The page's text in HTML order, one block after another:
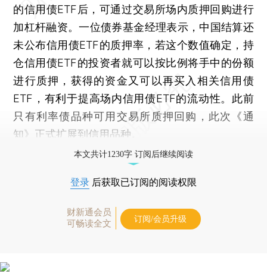
的信用债ETF后，可通过交易所场内质押回购进行
加杠杆融资。一位债券基金经理表示，中国结算还
未公布信用债ETF的质押率，若这个数值确定，持
仓信用债ETF的投资者就可以按比例将手中的份额
进行质押，获得的资金又可以再买入相关信用债
ETF，有利于提高场内信用债ETF的流动性。此前
只有利率债品种可用交易所质押回购，此次《通
知》正式扩展到信用品种。
本文共计1230字 订阅后继续阅读
登录 后获取已订阅的阅读权限
财新通会员
可畅读全文
订阅/会员升级